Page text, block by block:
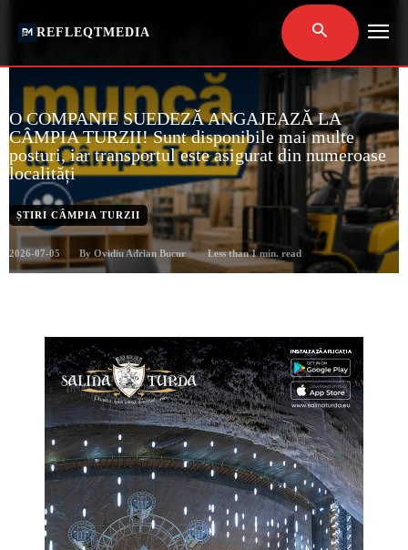
REFLEQTMEDIA
O COMPANIE SUEDEZĂ ANGAJEAZĂ LA
CÂMPIA TURZII! Sunt disponibile mai multe
posturi, iar transportul este asigurat din numeroase
localități
ȘTIRI CÂMPIA TURZII
2026-07-05 By Ovidiu Adrian Bucur Less than 1min. read